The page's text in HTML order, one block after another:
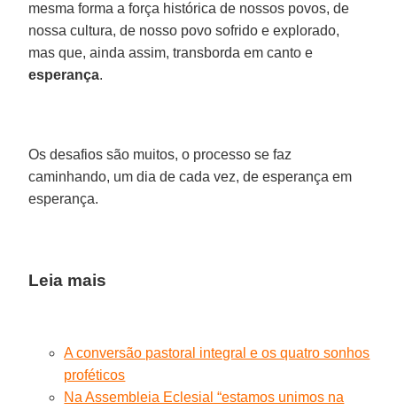
mesma forma a força histórica de nossos povos, de
nossa cultura, de nosso povo sofrido e explorado,
mas que, ainda assim, transborda em canto e
esperança.
Os desafios são muitos, o processo se faz
caminhando, um dia de cada vez, de esperança em
esperança.
Leia mais
A conversão pastoral integral e os quatro sonhos
proféticos
Na Assembleia Eclesial “estamos unimos na